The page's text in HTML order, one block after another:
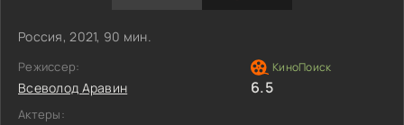
Россия, 2021, 90 мин.
Режиссер:
Всеволод Аравин
Актеры:
6.5